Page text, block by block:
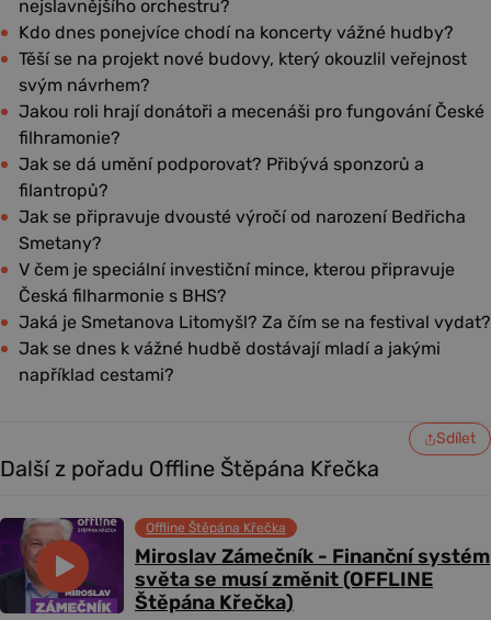
nejslavnějšího orchestru?
Kdo dnes ponejvíce chodí na koncerty vážné hudby?
Těší se na projekt nové budovy, který okouzlil veřejnost
svým návrhem?
Jakou roli hrají donátoři a mecenáši pro fungování České
filhramonie?
Jak se dá umění podporovat? Přibývá sponzorů a
filantropů?
Jak se připravuje dvousté výročí od narození Bedřicha
Smetany?
V čem je speciální investiční mince, kterou připravuje
Česká filharmonie s BHS?
Jaká je Smetanova Litomyšl? Za čím se na festival vydat?
Jak se dnes k vážné hudbě dostávají mladí a jakými
například cestami?
Sdílet
Další z pořadu Offline Štěpána Křečka
Miroslav Zámečník - Finanční systém
světa se musí změnit (OFFLINE
Štěpána Křečka)
Offline Štěpána Křečka